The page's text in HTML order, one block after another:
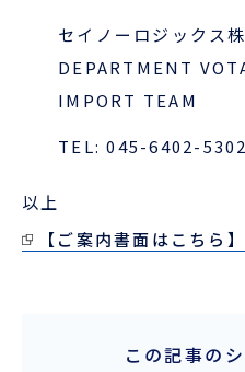
セイノーロジックス
DEPARTMENT
IMPORT TEAM
TEL: 045-6402-5302
以上
【ご案内書面はこちら】
この記事の